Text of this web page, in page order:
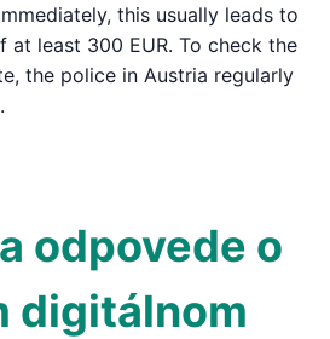
this usually leads to
least 300 EUR. To check the
the police in Austria regularly
odpovede o
digitálnom